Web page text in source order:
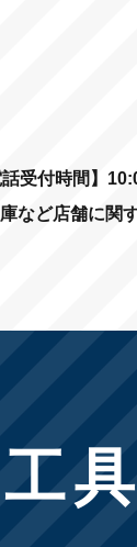
受付時間】
など店舗に関
工